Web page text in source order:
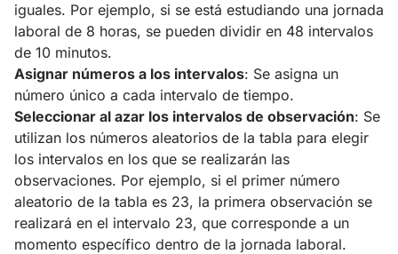
iguales. Por ejemplo, si se está estudiando una jornada
laboral de 8 horas, se pueden dividir en 48 intervalos
de 10 minutos.
Asignar números a los intervalos: Se asigna un
número único a cada intervalo de tiempo.
Seleccionar al azar los intervalos de observación: Se
utilizan los números aleatorios de la tabla para elegir
los intervalos en los que se realizarán las
observaciones. Por ejemplo, si el primer número
aleatorio de la tabla es 23, la primera observación se
realizará en el intervalo 23, que corresponde a un
momento específico dentro de la jornada laboral.